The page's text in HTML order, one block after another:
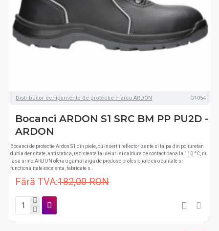
Distribuitor echipamente de protectie marca ARDON G1054
Bocanci ARDON S1 SRC BM PP PU2D -
ARDON
Bocanci de protectie Ardon S1 din piele, cu insertii reflectorizante si talpa din poliuretan
dubla densitate, antistatica, rezistenta la uleiuri si caldura de contact pana la 110 °C, nu
lasa urme.ARDON ofera o gama larga de produse profesionale cu o calitate si
functionalitate excelenta, fabricate s..
Fără TVA:182,00 RON